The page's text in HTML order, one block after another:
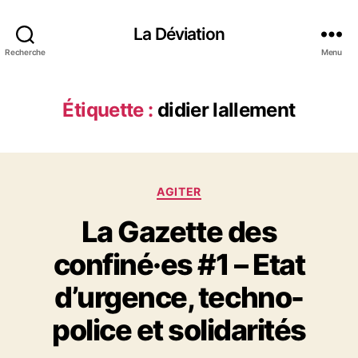
Recherche
La Déviation
Menu
Étiquette : didier lallement
C
t
é
g
o
r
i
e
AGITER
La Gazette des
confiné·es #1 – Etat
d’urgence, techno-
police et solidarités